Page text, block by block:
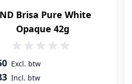
Brisa Pure White
Opaque 42g